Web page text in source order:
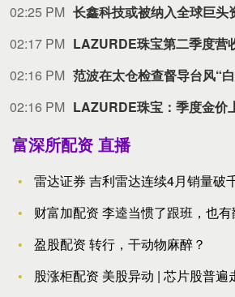
02:25 PM 长鑫科技或被纳入全球巨头
02:17 PM
02:16 PM 范波在太仓检查督导台风“
02:16 PM LAZURDE珠宝：季度金价
富深所配资 直播
雷达证券 吉利雷达连续4月销量破千，雷
财富加配资 李逵当惯了跟班，也有翻身之
盈股配资 转行，干动物麻醉？
股涨柜配资 美股异动 | 芯片股普遍